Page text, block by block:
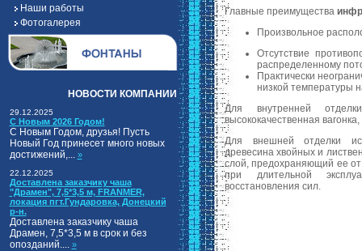
Наши работы
Фотогалерея
НОВОСТИ КОМПАНИИ
29.12.2025
С Новым 2026 Годом!
С Новым Годом, друзья! Пусть
Новый Год принесет много новых
достижений,... »
22.12.2025
Доставлена заказчику чаша
"Драмен", 7,5*3,5 м, FRANMER,
локация пгт.Гундаровка, Донецкий
р-н.
Доставлена заказчику чаша
Драмен, 7,5*3,5 м в срок и без
опозданий.... »
Главные преимущества
Произвольное
Отсутствие
распределенному
Практически
низкой температуры
Для внутренней
высококачественная
Для внешней отделки
древесина хвойных и
слой, предохраняющий ее от
при длительной
восстановления сил.